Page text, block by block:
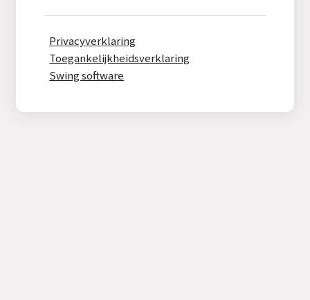
Privacyverklaring
Toegankelijkheidsverklaring
Swing software